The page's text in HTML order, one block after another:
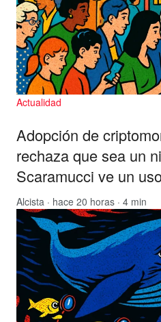
Actualidad
Adopción de
rechaza que sea un
Scaramucci ve un
Alcista · hace 20 horas · 4 min